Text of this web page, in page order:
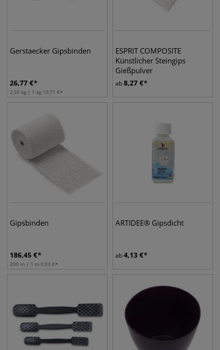
Gerstaecker Gipsbinden
26,77 €
2,50 kg | 1 kg 10,71 €
ESPRIT COMPOSITE
Künstlicher Steingips
Gießpulver
ab8,27 €
Gipsbinden
186,45 €
200 m | 1 m 0,93 €
ARTIDEE® Gipsdicht
ab4,13 €